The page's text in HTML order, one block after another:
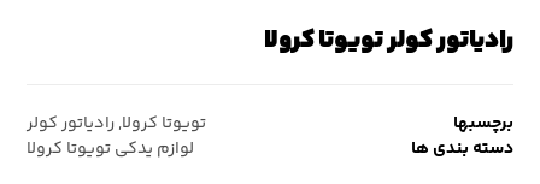
رادیاتور کولر تویوتا کرولا
برچسبها تویوتا کرولا,رادیاتور کولر
دسته بندی ها
لوازم یدکی تویوتا کرولا